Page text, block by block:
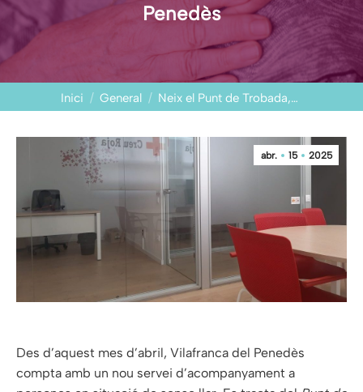
Penedès
You are here:
Inici General Neix el Punt de Trobada,…
abr. 15 2025
Des d’aquest mes d’abril, Vilafranca del Penedès
compta amb un nou servei d’acompanyament a